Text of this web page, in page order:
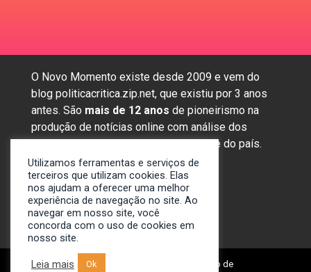
O Novo Momento existe desde 2009 e vem do
blog politicacritica.zip.net, que existiu por 3 anos
antes. São mais de 12 anos de pioneirismo na
produção de notícias online com análise dos
assuntos mais importantes da região e do país.
Sobre nós
Anunciar
Contato
© 2009-2024. Portal Novo Momento de
Utilizamos ferramentas e serviços de
terceiros que utilizam cookies. Elas
nos ajudam a oferecer uma melhor
experiência de navegação no site. Ao
navegar em nosso site, você
concorda com o uso de cookies em
nosso site.
Leia mais Ok